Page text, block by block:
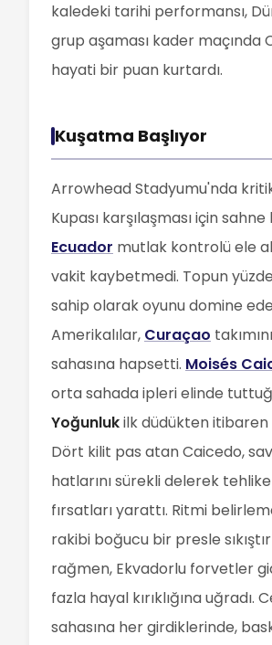
kaledeki tarihi performansı,
grup aşaması kader maçında
hayati bir puan kurtardı.
Kuşatma Başlıyor
Arrowhead Stadyumu'nda
Kupası karşılaşması için sahne
Ecuador mutlak kontrolü ele
vakit kaybetmedi. Topun
sahip olarak oyunu domine
Amerikalılar, Curaçao
sahasına hapsetti. Moisés
orta sahada ipleri elinde
Yoğunlukilk düdükten itibaren
Dört kilit pas atan Caicedo,
hatlarını sürekli delerek
fırsatları yarattı. Ritmi
rakibi boğucu bir presle
rağmen, Ekvadorlu forvetler
fazla hayal kırıklığına uğradı.
sahasına her girdiklerinde,